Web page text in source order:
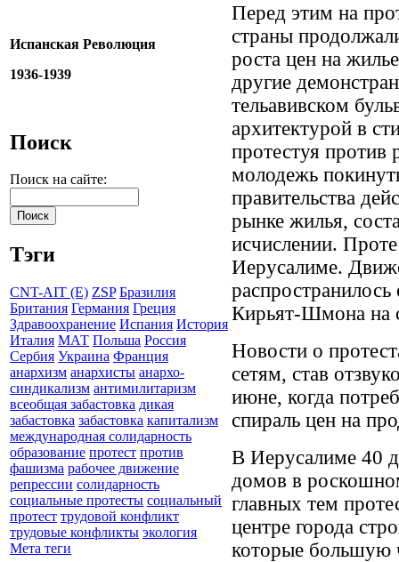
Испанская Революция
1936-1939
Поиск
Поиск на сайте:
Тэги
CNT-AIT (E) ZSP Бразилия
Британия Германия Греция
Здравоохранение Испания История
Италия МАТ Польша Россия
Сербия Украина Франция
анархизм анархисты анархо-
синдикализм антимилитаризм
всеобщая забастовка дикая
забастовка забастовка капитализм
международная солидарность
образование протест против
фашизма рабочее движение
репрессии солидарность
социальные протесты социальный
протест трудовой конфликт
трудовые конфликты экология
Мета теги
Перед этим на
страны
роста цен на
другие
тельавивском
архитектурой в
протестуя против
молодежь
правительства
рынке жилья,
исчислении.
Иерусалиме.
Кирьят-Шмона на
Новости о
сетям, став
июне, когда
спираль цен на
В Иерусалиме 40
домов в
главных тем
центре города
которые большую